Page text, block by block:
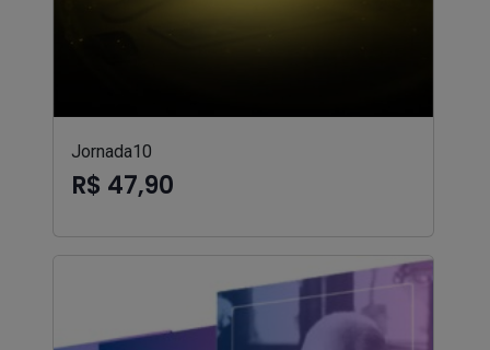
Jornada10
R$ 47,90